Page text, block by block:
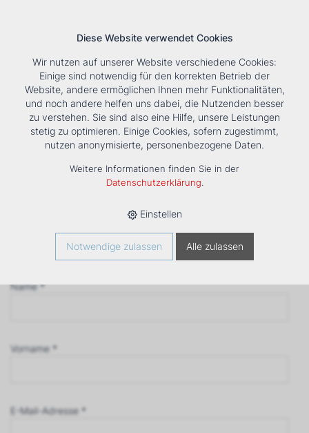
Tools Unternehmen Karriere KontaktSuche
‹ Zurück
Anfrage
Name *
Vorname *
E-Mail-Adresse *
Diese Website verwendet Cookies
Wir nutzen auf unserer Website verschiedene Cookies:
Einige sind notwendig für den korrekten Betrieb der
Website, andere ermöglichen Ihnen mehr Funktionalitäten,
und noch andere helfen uns dabei, die Nutzenden besser
zu verstehen. Sie sind also eine Hilfe, unsere Leistungen
stetig zu optimieren. Einige Cookies, sofern zugestimmt,
nutzen anonymisierte, personenbezogene Daten.
Weitere Informationen finden Sie in der
Datenschutzerklärung.
Einstellen
Notwendige zulassen Alle zulassen